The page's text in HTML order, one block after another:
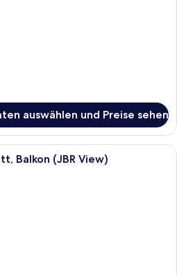
auswählen und Preise sehen
Ein Hotelzimmer mit einem großen
Balkon (JBR View)